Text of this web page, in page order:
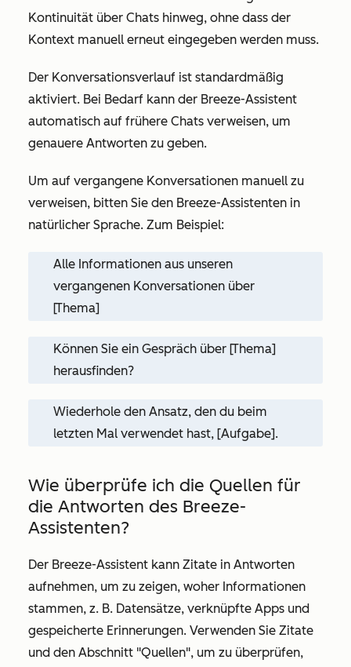
Kontinuität über Chats hinweg, ohne dass der
Kontext manuell erneut eingegeben werden muss.
Der Konversationsverlauf ist standardmäßig
aktiviert. Bei Bedarf kann der Breeze-Assistent
automatisch auf frühere Chats verweisen, um
genauere Antworten zu geben.
Um auf vergangene Konversationen manuell zu
verweisen, bitten Sie den Breeze-Assistenten in
natürlicher Sprache. Zum Beispiel:
Alle Informationen aus unseren
vergangenen Konversationen über
[Thema]
Können Sie ein Gespräch über [Thema]
herausfinden?
Wiederhole den Ansatz, den du beim
letzten Mal verwendet hast, [Aufgabe].
Wie überprüfe ich die Quellen für
die Antworten des Breeze-
Assistenten?
Der Breeze-Assistent kann Zitate in Antworten
aufnehmen, um zu zeigen, woher Informationen
stammen, z. B. Datensätze, verknüpfte Apps und
gespeicherte Erinnerungen. Verwenden Sie Zitate
und den Abschnitt "Quellen", um zu überprüfen,